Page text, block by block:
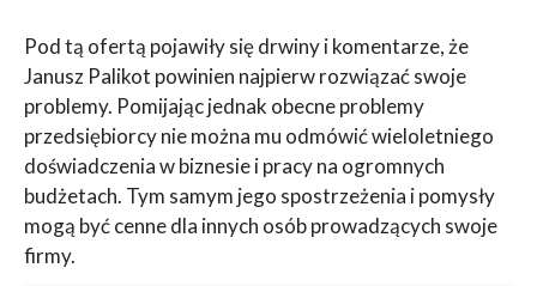
Pod tą ofertą pojawiły się drwiny i komentarze, że
Janusz Palikot powinien najpierw rozwiązać swoje
problemy. Pomijając jednak obecne problemy
przedsiębiorcy nie można mu odmówić wieloletniego
doświadczenia w biznesie i pracy na ogromnych
budżetach. Tym samym jego spostrzeżenia i pomysły
mogą być cenne dla innych osób prowadzących swoje
firmy.